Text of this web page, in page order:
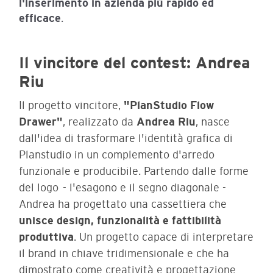
l'inserimento in azienda più rapido ed
efficace.
Il vincitore del contest: Andrea
Riu
Il progetto vincitore, "PlanStudio Flow
Drawer", realizzato da Andrea Riu, nasce
dall'idea di trasformare l'identità grafica di
Planstudio in un complemento d'arredo
funzionale e producibile. Partendo dalle forme
del logo - l'esagono e il segno diagonale -
Andrea ha progettato una cassettiera che
unisce design, funzionalità e fattibilità
produttiva. Un progetto capace di interpretare
il brand in chiave tridimensionale e che ha
dimostrato come creatività e progettazione